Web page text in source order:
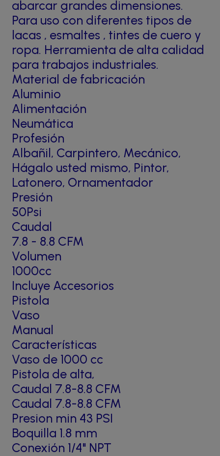
abarcar grandes dimensiones.
Para uso con diferentes tipos de
lacas , esmaltes , tintes de cuero y
ropa. Herramienta de alta calidad
para trabajos industriales.
Material de fabricación
Aluminio
Alimentación
Neumática
Profesión
Albañil, Carpintero, Mecánico,
Hágalo usted mismo, Pintor,
Latonero, Ornamentador
Presión
50Psi
Caudal
7.8 - 8.8 CFM
Volumen
1000cc
Incluye Accesorios
Pistola
Vaso
Manual
Características
Vaso de 1000 cc
Pistola de alta,
Caudal 7.8-8.8 CFM
Caudal 7.8-8.8 CFM
Presion min 43 PSI
Boquilla 1.8 mm
Conexión 1/4" NPT